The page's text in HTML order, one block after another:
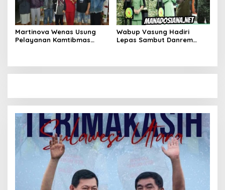
Martinova Wenas Usung
Pelayanan Kamtibmas
Wabup Vasung Hadiri
Lepas Sambut Danrem